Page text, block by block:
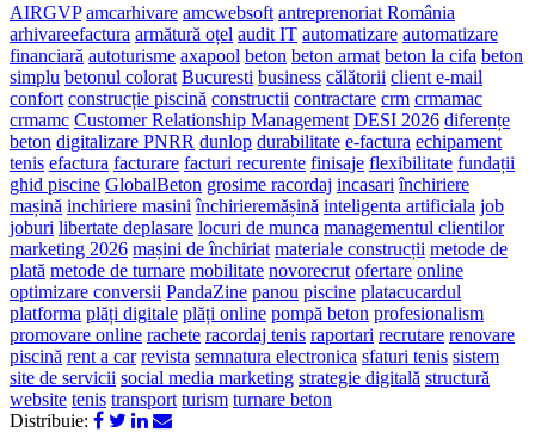
AIRGVP amcarhivare amcwebsoft antreprenoriat România
arhivareefactura armătură oțel audit IT automatizare automatizare
financiară autoturisme axapool beton beton armat beton la cifa beton
simplu betonul colorat Bucuresti business călătorii client e-mail
confort construcție piscină constructii contractare crm crmamac
crmamc Customer Relationship Management DESI 2026 diferențe
beton digitalizare PNRR dunlop durabilitate e-factura echipament
tenis efactura facturare facturi recurente finisaje flexibilitate fundații
ghid piscine GlobalBeton grosime racordaj incasari închiriere
mașină inchiriere masini închirieremășină inteligenta artificiala job
joburi libertate deplasare locuri de munca managementul clientilor
marketing 2026 mașini de închiriat materiale construcții metode de
plată metode de turnare mobilitate novorecrut ofertare online
optimizare conversii PandaZine panou piscine platacucardul
platforma plăți digitale plăți online pompă beton profesionalism
promovare online rachete racordaj tenis raportari recrutare renovare
piscină rent a car revista semnatura electronica sfaturi tenis sistem
site de servicii social media marketing strategie digitală structură
website tenis transport turism turnare beton
Distribuie: